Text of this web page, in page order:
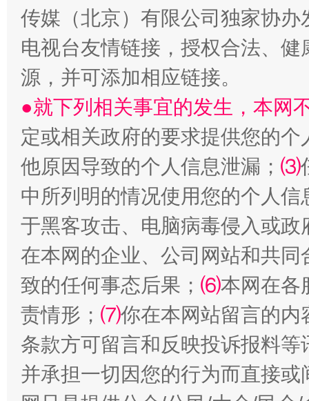
揭开“小金库”的免责幌子
受贿1.44亿！段成刚被判无期 从幼
传媒（北京）有限公司独家协
电视台友情链接，授权合法、
源，并可添加相应链接。
●就下列相关事宜的发生，本网
定或相关政府的要求提供您的个
他原因导致的个人信息泄漏； ⑶
中所列明的情况使用您的个人
于黑客攻击、电脑病毒侵入或
在本网的企业、公司网站和共
致的任何事态后果； ⑹本网在各
责情形； ⑺你在本网站留言的内
条款方可留言和反映投诉报料
并承担一切因您的行为而直接